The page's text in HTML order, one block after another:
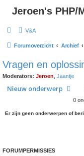
Jeroen's PHP/
V&A
Forumoverzicht Archief
Vragen en
Moderators: Jeroen Jaantje
Nieuw onderwerp
0
Er zijn geen onderwerpen of
FORUMPERMISSIES